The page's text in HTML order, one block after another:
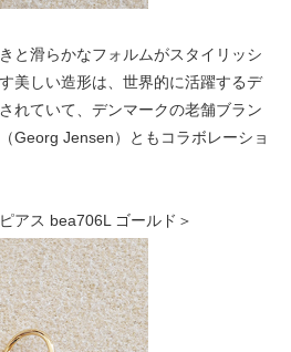
と滑らかなフォルムがスタイリッシ
美しい造形は、世界的に活躍するデ
れていて、デンマークの老舗ブラン
Georg Jensen）ともコラボレーショ
アス bea706L ゴールド＞